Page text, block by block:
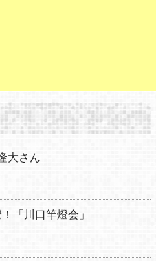
大さん
「川口竿燈会」